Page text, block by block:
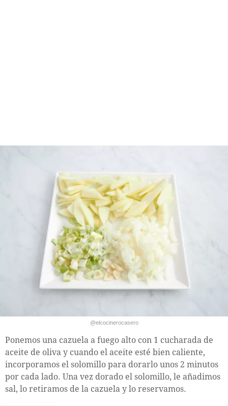
@elcocinerocasero
Ponemos una cazuela a fuego alto con 1 cucharada de
aceite de oliva y cuando el aceite esté bien caliente,
incorporamos el solomillo para dorarlo unos 2 minutos
por cada lado. Una vez dorado el solomillo, le añadimos
sal, lo retiramos de la cazuela y lo reservamos.